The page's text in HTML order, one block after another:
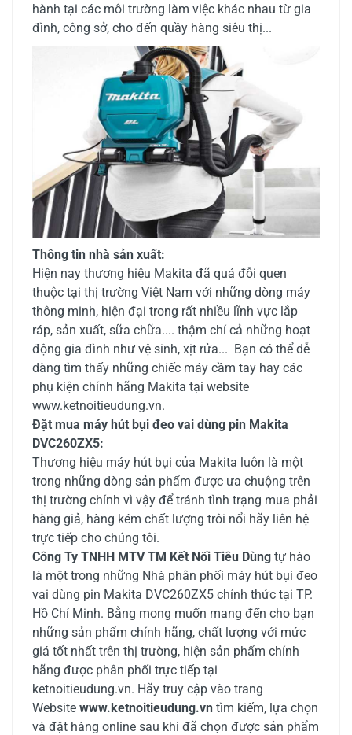
hành tại các môi trường làm việc khác nhau từ gia
đình, công sở, cho đến quầy hàng siêu thị...
Thông tin nhà sản xuất:
Hiện nay thương hiệu Makita đã quá đỗi quen
thuộc tại thị trường Việt Nam với những dòng máy
thông minh, hiện đại trong rất nhiều lĩnh vực lắp
ráp, sản xuất, sữa chữa.... thậm chí cả những hoạt
động gia đình như vệ sinh, xịt rửa... Bạn có thể dễ
dàng tìm thấy những chiếc máy cầm tay hay các
phụ kiện chính hãng Makita tại website
www.ketnoitieudung.vn.
Đặt mua máy hút bụi đeo vai dùng pin Makita
DVC260ZX5:
Thương hiệu máy hút bụi của Makita luôn là một
trong những dòng sản phẩm được ưa chuộng trên
thị trường chính vì vậy để tránh tình trạng mua phải
hàng giả, hàng kém chất lượng trôi nổi hãy liên hệ
trực tiếp cho chúng tôi.
Công Ty TNHH MTV TM Kết Nối Tiêu Dùng tự hào
là một trong những Nhà phân phối máy hút bụi đeo
vai dùng pin Makita DVC260ZX5 chính thức tại TP.
Hồ Chí Minh. Bằng mong muốn mang đến cho bạn
những sản phẩm chính hãng, chất lượng với mức
giá tốt nhất trên thị trường, hiện sản phẩm chính
hãng được phân phối trực tiếp tại
ketnoitieudung.vn. Hãy truy cập vào trang
Website www.ketnoitieudung.vn tìm kiếm, lựa chọn
và đặt hàng online sau khi đã chọn được sản phẩm